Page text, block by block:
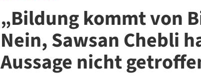
„Bildung kommt von
Nein, Sawsan Chebli
Aussage nicht